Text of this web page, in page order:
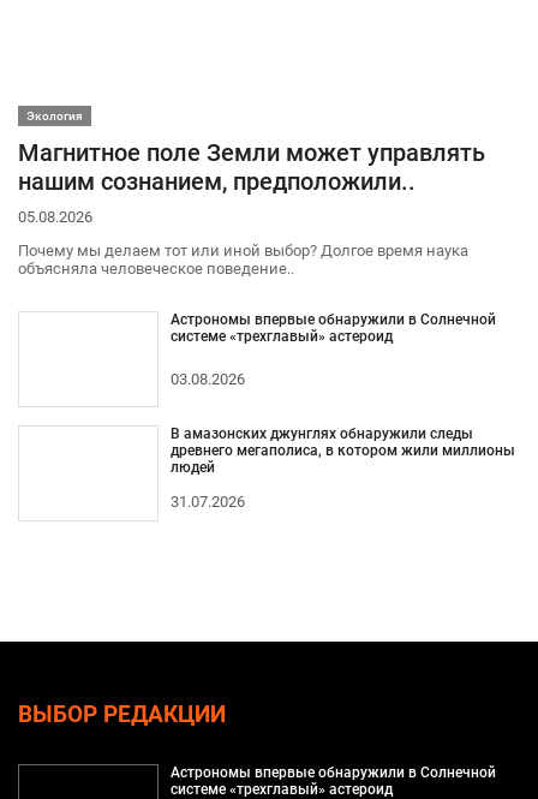
Экология
Магнитное поле Земли может управлять
нашим сознанием, предположили..
05.08.2026
Почему мы делаем тот или иной выбор? Долгое время наука
объясняла человеческое поведение..
Астрономы впервые обнаружили в Солнечной
системе «трехглавый» астероид
03.08.2026
В амазонских джунглях обнаружили следы
древнего мегаполиса, в котором жили миллионы
людей
31.07.2026
ВЫБОР РЕДАКЦИИ
Астрономы впервые обнаружили в Солнечной
системе «трехглавый» астероид